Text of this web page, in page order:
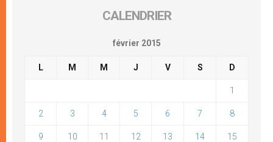
CALENDRIER
février 2015
L M M J V S D
1
2 3 4 5 6 7 8
9 10 11 12 13 14 15